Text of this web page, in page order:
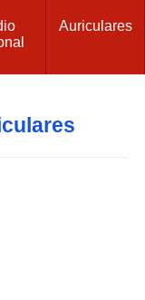
Auriculares